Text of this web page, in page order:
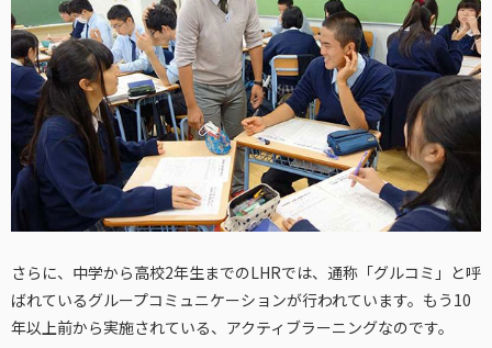
さらに、中学から高校2年生までのLHRでは、通称「グルコミ」と呼
ばれているグループコミュニケーションが行われています。もう10
年以上前から実施されている、アクティブラーニングなのです。